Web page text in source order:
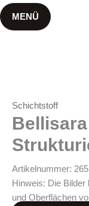
MENÜ
Schichtstoff
Artikelnummer:
Hinweis: Die
und Oberflächen